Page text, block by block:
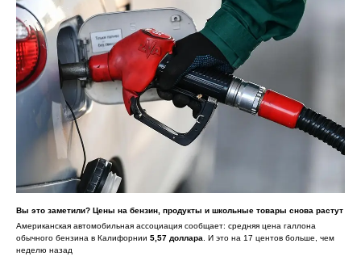
Вы это заметили? Цены на бензин, продукты и школьные товары снова растут
Американская автомобильная ассоциация сообщает: средняя цена галлона
обычного бензина в Калифорнии 5,57 доллара . И это на 17 центов больше, чем
неделю назад